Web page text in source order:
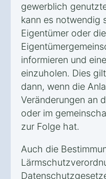
gewerblich
kann es notwendig
Eigentümer oder die
informieren und
einzuholen. Dies
dann, wenn die
Veränderungen an
oder im
zur Folge hat.
Auch die